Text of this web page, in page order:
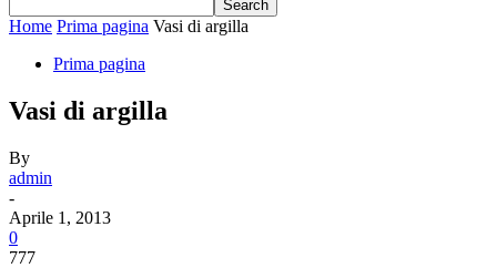
Home Prima pagina Vasi di argilla
Prima pagina
Vasi di argilla
By
admin
-
Aprile 1, 2013
0
777